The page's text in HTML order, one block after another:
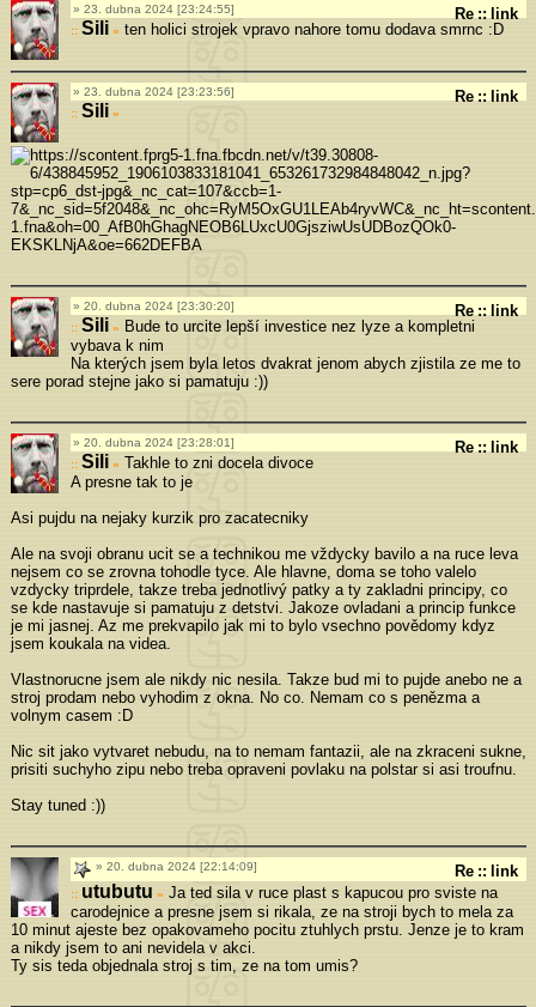
23. dubna 2024 [23:24:55] Re :: link
Sili » ten holici strojek vpravo nahore tomu dodava smrnc :D
23. dubna 2024 [23:23:56] Re :: link
Sili »
20. dubna 2024 [23:30:20] Re :: link
Sili »
Bude to urcite lepší investice nez lyze a kompletni
vybava k nim
Na kterých jsem byla letos dvakrat jenom abych zjistila ze me to
sere porad stejne jako si pamatuju :))
20. dubna 2024 [23:28:01] Re :: link
Sili » Takhle to zni docela divoce
A presne tak to je
Asi pujdu na nejaky kurzik pro zacatecniky
Ale na svoji obranu ucit se a technikou me vždycky bavilo a na ruce leva
nejsem co se zrovna tohodle tyce. Ale hlavne, doma se toho valelo
vzdycky triprdele, takze treba jednotlivý patky a ty zakladni principy, co
se kde nastavuje si pamatuju z detstvi. Jakoze ovladani a princip funkce
je mi jasnej. Az me prekvapilo jak mi to bylo vsechno povědomy kdyz
jsem koukala na videa.
Vlastnorucne jsem ale nikdy nic nesila. Takze bud mi to pujde anebo ne a
stroj prodam nebo vyhodim z okna. No co. Nemam co s penězma a
volnym casem :D
Nic sit jako vytvaret nebudu, na to nemam fantazii, ale na zkraceni sukne,
prisiti suchyho zipu nebo treba opraveni povlaku na polstar si asi troufnu.
Stay tuned :))
20. dubna 2024 [22:14:09] Re :: link
utubutu » Ja ted sila v ruce plast s kapucou pro sviste na
carodejnice a presne jsem si rikala, ze na stroji bych to mela za
10 minut ajeste bez opakovameho pocitu ztuhlych prstu. Jenze je to kram
a nikdy jsem to ani nevidela v akci.
Ty sis teda objednala stroj s tim, ze na tom umis?